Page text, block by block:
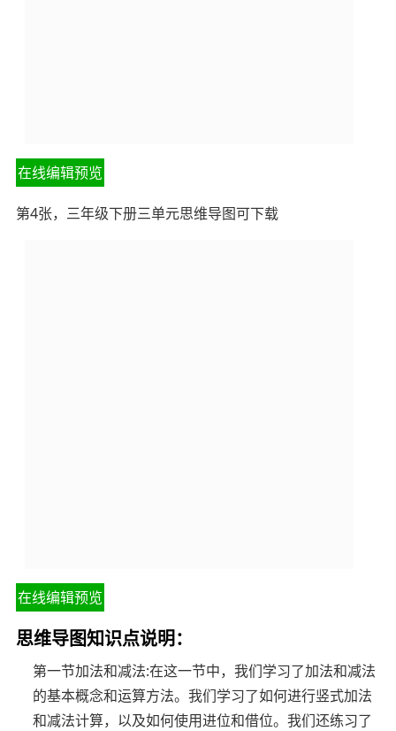
在线编辑预览
第4张，三年级下册三单元思维导图可下载
在线编辑预览
思维导图知识点说明：
第一节加法和减法:在这一节中，我们学习了加法和减法
的基本概念和运算方法。我们学习了如何进行竖式加法
和减法计算，以及如何使用进位和借位。我们还练习了